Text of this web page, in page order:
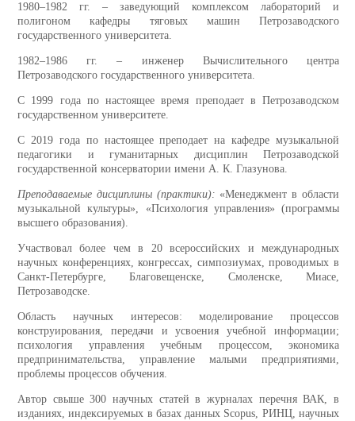
1980–1982 гг. – заведующий комплексом лабораторий и
полигоном кафедры тяговых машин Петрозаводского
государственного университета.
1982–1986 гг. – инженер Вычислительного центра
Петрозаводского государственного университета.
С 1999 года по настоящее время преподает в Петрозаводском
государственном университете.
С 2019 года по настоящее преподает на кафедре музыкальной
педагогики и гуманитарных дисциплин Петрозаводской
государственной консерватории имени А. К. Глазунова.
Преподаваемые дисциплины (практики): «Менеджмент в области
музыкальной культуры», «Психология управления» (программы
высшего образования).
Участвовал более чем в 20 всероссийских и международных
научных конференциях, конгрессах, симпозиумах, проводимых в
Санкт-Петербурге, Благовещенске, Смоленске, Миасе,
Петрозаводске.
Область научных интересов: моделирование процессов
конструирования, передачи и усвоения учебной информации;
психология управления учебным процессом, экономика
предпринимательства, управление малыми предприятиями,
проблемы процессов обучения.
Автор свыше 300 научных статей в журналах перечня ВАК, в
изданиях, индексируемых в базах данных Scopus, РИНЦ, научных